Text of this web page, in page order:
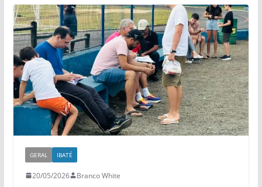
GERAL IBATÉ
20/05/2026 Branco White